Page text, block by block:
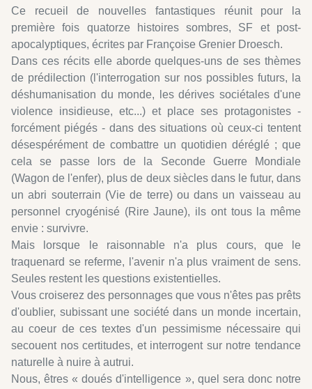
Ce recueil de nouvelles fantastiques réunit pour la
première fois quatorze histoires sombres, SF et post-
apocalyptiques, écrites par Françoise Grenier Droesch.
Dans ces récits elle aborde quelques-uns de ses thèmes
de prédilection (l'interrogation sur nos possibles futurs, la
déshumanisation du monde, les dérives sociétales d'une
violence insidieuse, etc...) et place ses protagonistes -
forcément piégés - dans des situations où ceux-ci tentent
désespérément de combattre un quotidien déréglé ; que
cela se passe lors de la Seconde Guerre Mondiale
(Wagon de l'enfer), plus de deux siècles dans le futur, dans
un abri souterrain (Vie de terre) ou dans un vaisseau au
personnel cryogénisé (Rire Jaune), ils ont tous la même
envie : survivre.
Mais lorsque le raisonnable n'a plus cours, que le
traquenard se referme, l'avenir n'a plus vraiment de sens.
Seules restent les questions existentielles.
Vous croiserez des personnages que vous n'êtes pas prêts
d'oublier, subissant une société dans un monde incertain,
au coeur de ces textes d'un pessimisme nécessaire qui
secouent nos certitudes, et interrogent sur notre tendance
naturelle à nuire à autrui.
Nous, êtres « doués d'intelligence », quel sera donc notre